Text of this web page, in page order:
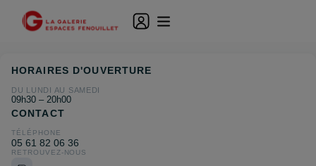
HORAIRES D'OUVERTURE
DU LUNDI AU SAMEDI
09h30 – 20h00
CONTACT
TÉLÉPHONE
05 61 82 06 36
RETROUVEZ-NOUS